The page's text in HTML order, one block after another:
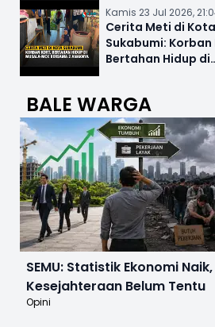
Kamis 23 Jul 2026,
Cerita Meti di Kota
Sukabumi: Korban
Bertahan Hidup di
BALE WARGA
SEMU: Statistik Ekonomi Naik,
Kesejahteraan Belum Tentu
Opini